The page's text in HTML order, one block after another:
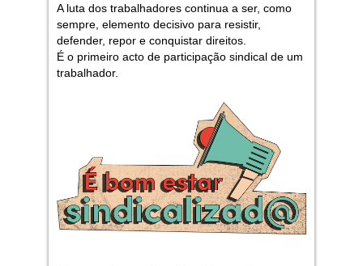
A luta dos trabalhadores continua a ser, como
sempre, elemento decisivo para resistir,
defender, repor e conquistar direitos.
É o primeiro acto de participação sindical de um
trabalhador.